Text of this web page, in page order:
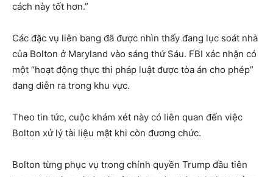
cách này tốt hơn.”
Các đặc vụ liên bang đã được nhìn thấy đang lục soát nhà
của Bolton ở Maryland vào sáng thứ Sáu. FBI xác nhận có
một “hoạt động thực thi pháp luật được tòa án cho phép”
đang diễn ra trong khu vực.
Theo tin tức, cuộc khám xét này có liên quan đến việc
Bolton xử lý tài liệu mật khi còn đương chức.
Bolton từng phục vụ trong chính quyền Trump đầu tiên